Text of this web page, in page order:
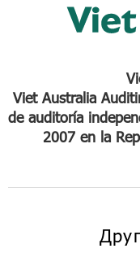
Viet Australia
de auditoría
2007 en la